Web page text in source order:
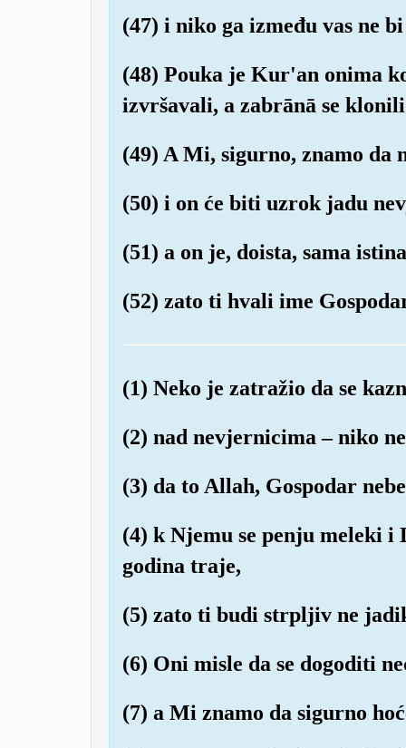
(47) i niko ga između vas ne
(48) Pouka je Kur'an onima
izvršavali, a zabrānā se
(49) A Mi, sigurno, znamo da
(50) i on će biti uzrok jadu
(51) a on je, doista, sama istina
(52) zato ti hvali ime
(1) Neko je zatražio da se
(2) nad nevjernicima – niko
(3) da to Allah, Gospodar
(4) k Njemu se penju meleki
godina traje,
(5) zato ti budi strpljiv ne
(6) Oni misle da se dogoditi
(7) a Mi znamo da sigurno